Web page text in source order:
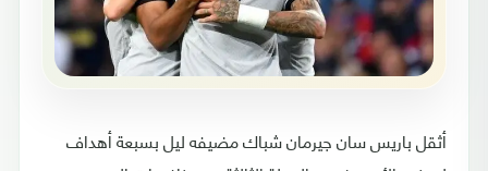
أثقل باريس سان جيرمان شباك مضيفه ليل بسبعة أهداف